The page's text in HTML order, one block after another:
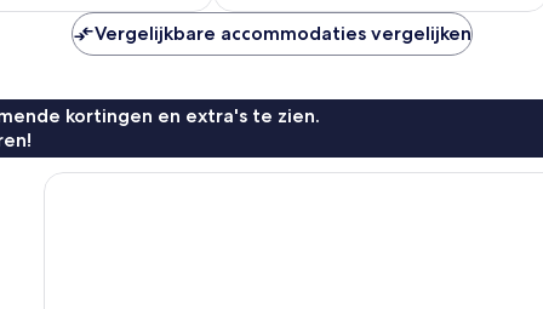
Vergelijkbare accommodaties vergelijken
kortingen en extra's te zien.